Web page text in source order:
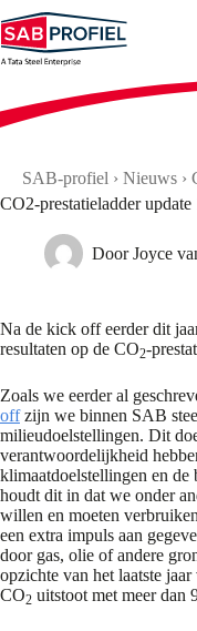
naar
de
inhoud
SAB-profiel › Nieuws ›
CO2-prestatieladder update
Door Joyce
Na de kick off eerder dit
resultaten op de CO2-
Zoals we eerder al
offzijn we binnen SAB
milieudoelstellingen. Dit
verantwoordelijkheid
klimaatdoelstellingen en de
houdt dit in dat we onder
willen en moeten
een extra impuls aan
door gas, olie of andere
opzichte van het laatste
CO2 uitstoot met meer dan